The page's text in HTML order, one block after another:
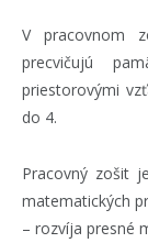
V pracovnom
precvičujú
priestorovými
do 4.
Pracovný zošit
matematických
– rozvíja presné